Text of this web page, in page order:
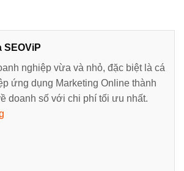
SEOViP
nghiệp vừa và nhỏ, đặc biệt là cá
ứng dụng Marketing Online thành
doanh số với chi phí tối ưu nhất.